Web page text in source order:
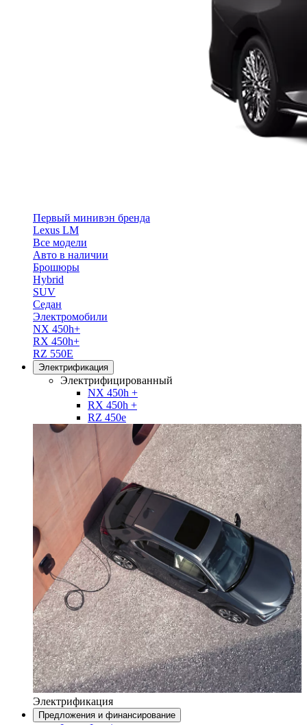
Первый минивэн бренда
Lexus LM
Все модели
Авто в наличии
Брошюры
Hybrid
SUV
Седан
Электромобили
NX 450h+
RX 450h+
RZ 550E
Электрификация
Электрифицированный
NX 450h +
RX 450h +
RZ 450e
Электрификация
Предложения и финансирование